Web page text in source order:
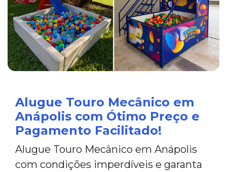
Alugue Touro Mecânico em
Anápolis com Ótimo Preço e
Pagamento Facilitado!
Alugue Touro Mecânico em Anápolis
com condições imperdíveis e garanta